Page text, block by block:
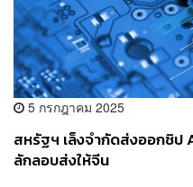
5 กรกฎาคม 2025
สหรัฐฯ เล็งจำกัดส่งออกชิป
ลักลอบส่งให้จีน